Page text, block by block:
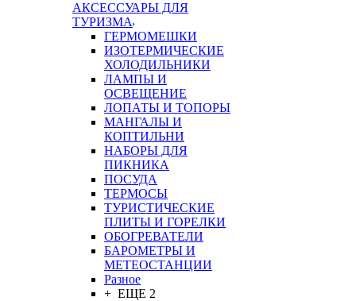
АКСЕССУАРЫ ДЛЯ
ТУРИЗМА
ГЕРМОМЕШКИ
ИЗОТЕРМИЧЕСКИЕ
ХОЛОДИЛЬНИКИ
ЛАМПЫ И
ОСВЕЩЕНИЕ
ЛОПАТЫ И ТОПОРЫ
МАНГАЛЫ И
КОПТИЛЬНИ
НАБОРЫ ДЛЯ
ПИКНИКА
ПОСУДА
ТЕРМОСЫ
ТУРИСТИЧЕСКИЕ
ПЛИТЫ И ГОРЕЛКИ
ОБОГРЕВАТЕЛИ
БАРОМЕТРЫ И
МЕТЕОСТАНЦИИ
Разное
+ ЕЩЕ 2